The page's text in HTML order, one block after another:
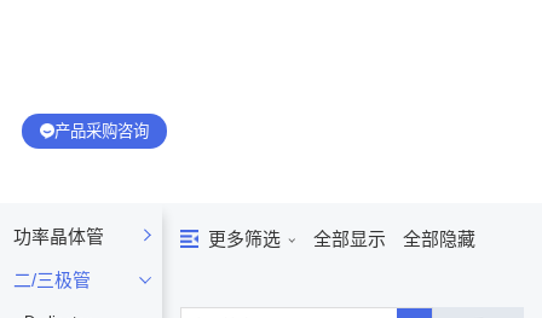
产品采购咨询
功率晶体管
二/三极管
更多筛选 全部显示 全部隐藏